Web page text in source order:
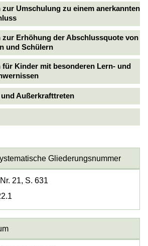
zur Umschulung zu einem anerkannten
zur Erhöhung der Abschlussquote von
und Schülern
für Kinder mit besonderen Lern- und
und Außerkrafttreten
Gliederungsnummer
21, S. 631